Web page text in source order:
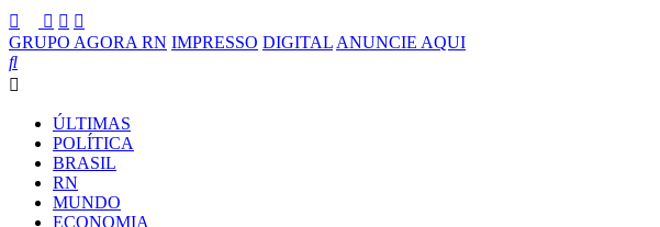
GRUPO AGORA RN IMPRESSO DIGITAL ANUNCIE AQUI
ÚLTIMAS
POLÍTICA
BRASIL
RN
MUNDO
ECONOMIA